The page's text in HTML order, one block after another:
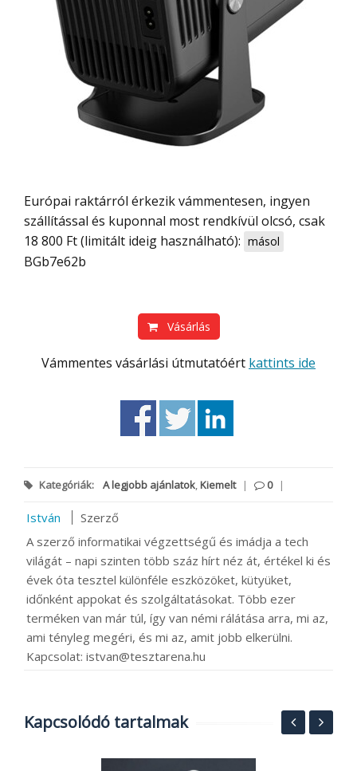
Európai raktárról érkezik vámmentesen, ingyen
szállítással és kuponnal most rendkívül olcsó, csak
18 800 Ft (limitált ideig használható): másol
BGb7e62b
Vásárlás
Vámmentes vásárlási útmutatóért kattints ide
Kategóriák: A legjobb ajánlatok,Kiemelt | 0 |
István
Szerző
A szerző informatikai végzettségű és imádja a tech
világát – napi szinten több száz hírt néz át, értékel ki és
évek óta tesztel különféle eszközöket, kütyüket,
időnként appokat és szolgáltatásokat. Több ezer
terméken van már túl, így van némi rálátása arra, mi az,
ami tényleg megéri, és mi az, amit jobb elkerülni.
Kapcsolat: istvan@tesztarena.hu
Kapcsolódó tartalmak